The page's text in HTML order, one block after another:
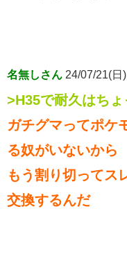
名無しさん 24/07/21(日)
>H35で耐久はち
ガチグマってポケ
る奴がいないから
もう割り切ってス
交換するんだ